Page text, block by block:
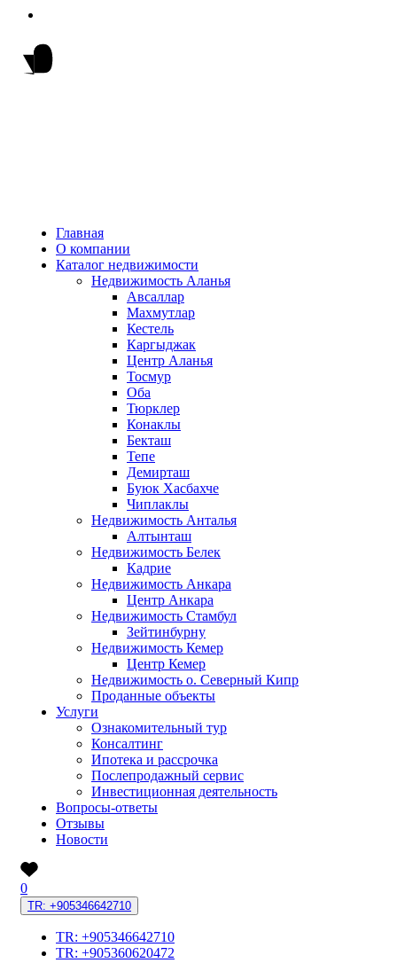
Главная
О компании
Каталог недвижимости
Недвижимость Аланья
Авсаллар
Махмутлар
Кестель
Каргыджак
Центр Аланья
Тосмур
Оба
Тюрклер
Конаклы
Бекташ
Тепе
Демирташ
Буюк Хасбахче
Чиплаклы
Недвижимость Анталья
Алтынташ
Недвижимость Белек
Кадрие
Недвижимость Анкара
Центр Анкара
Недвижимость Стамбул
Зейтинбурну
Недвижимость Кемер
Центр Кемер
Недвижимость о. Северный Кипр
Проданные объекты
Услуги
Ознакомительный тур
Консалтинг
Ипотека и рассрочка
Послепродажный сервис
Инвестиционная деятельность
Вопросы-ответы
Отзывы
Новости
0
TR: +905346642710
TR: +905346642710
TR: +905360620472